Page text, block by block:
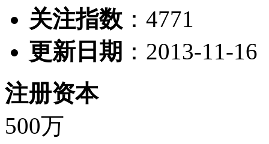
关注指数 ： 4771
更新日期 ：2013-11-16
注册资本
500万